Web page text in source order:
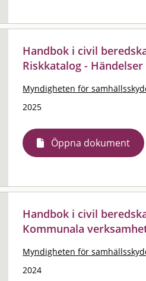
Handbok i civil
Riskkatalog -
Myndigheten för
2025
Öppna dokument
Handbok i civil
Kommunala
Myndigheten för
2024